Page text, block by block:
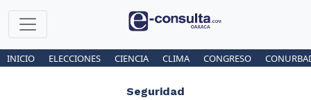
INICIO ELECCIONES CIENCIA CLIMA CONGRESO
Seguridad